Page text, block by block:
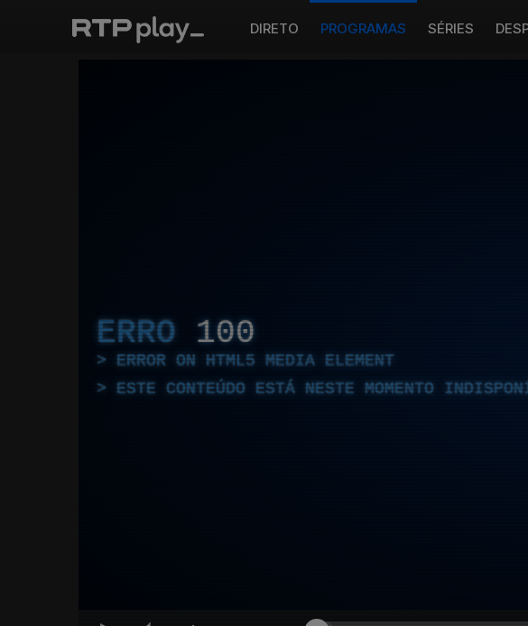
DIRETO PROGRAMAS SÉRIES
ERRO 100
ERROR ON HTML5 MEDIA ELEMENT
ESTE CONTEÚDO ESTÁ NESTE MOMENTO